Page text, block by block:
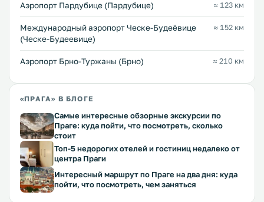
Аэропорт Пардубице (Пардубице) ≈ 123 км
Международный аэропорт Ческе-Будеёвице
(Ческе-Будеевице)
≈ 152 км
Аэропорт Брно-Туржаны (Брно) ≈ 210 км
«ПРАГА» В БЛОГЕ
Самые интересные обзорные экскурсии по
Праге: куда пойти, что посмотреть, сколько
стоит
Топ-5 недорогих отелей и гостиниц недалеко от
центра Праги
Интересный маршрут по Праге на два дня: куда
пойти, что посмотреть, чем заняться